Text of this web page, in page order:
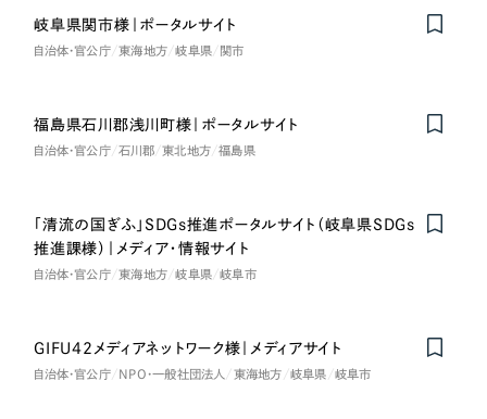
岐阜県関市様｜ポータルサイト
自治体・官公庁 東海地方 岐阜県 関市
福島県石川郡浅川町様｜ポータルサイト
自治体・官公庁 石川郡 東北地方 福島県
「清流の国ぎふ」SDGs推進ポータルサイト（岐阜県SDGs
推進課様）｜メディア・情報サイト
自治体・官公庁 東海地方 岐阜県 岐阜市
GIFU42メディアネットワーク様｜メディアサイト
自治体・官公庁 NPO・一般社団法人 東海地方 岐阜県 岐阜市